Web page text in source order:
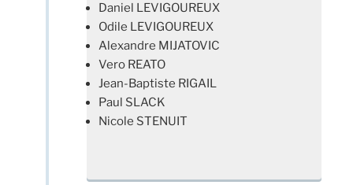
Daniel LEVIGOUREUX
Odile LEVIGOUREUX
Alexandre MIJATOVIC
Vero REATO
Jean-Baptiste RIGAIL
Paul SLACK
Nicole STENUIT